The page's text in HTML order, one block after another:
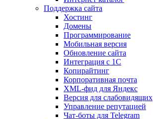
Поддержка сайта
Хостинг
Домены
Программирование
Мобильная версия
Обновление сайта
Интеграция с 1С
Копирайтинг
Корпоративная почта
XML-фид для Яндекс
Версия для слабовидящих
Управление репутацией
Чат-боты для Telegram